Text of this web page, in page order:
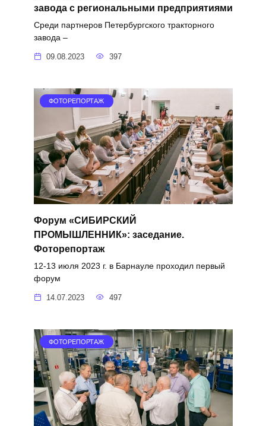
завода с региональными предприятиями
Среди партнеров Петербургского тракторного
завода –
09.08.2023 397
ФОТОРЕПОРТАЖ
Форум «СИБИРСКИЙ
ПРОМЫШЛЕННИК»: заседание.
Фоторепортаж
12-13 июля 2023 г. в Барнауле проходил первый
форум
14.07.2023 497
ФОТОРЕПОРТАЖ